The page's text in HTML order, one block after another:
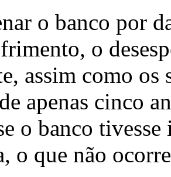
o banco por
o
assim como os
apenas cinco
o banco
o que não